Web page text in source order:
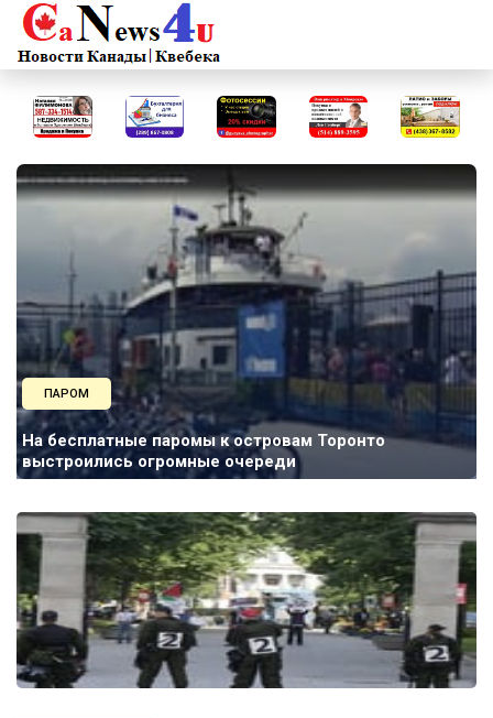
ПАРОМ
На бесплатные паромы к островам Торонто
выстроились огромные очереди